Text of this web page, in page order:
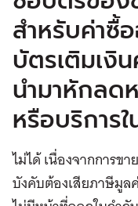
สำหรับค่าซื้
บัตรเติมเงิ
นำมาหักลด
หรือบริการใ
ไม่ได้ เนื่องจากการข
บังคับต้องเสียภาษีมูล